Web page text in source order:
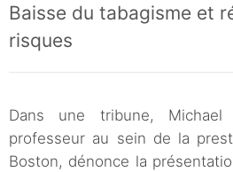
Baisse du tabagisme et
risques
Dans une tribune,
professeur au sein de la
Boston, dénonce la